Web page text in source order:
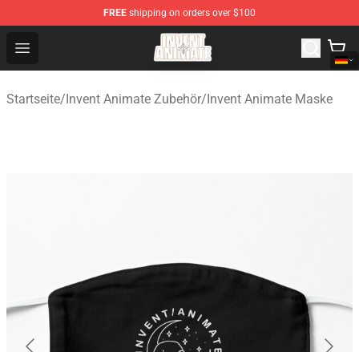
FREE shipping on orders over $100
Open menu
Invent Animate Shop - Official Invent Animate
Startseite/Invent Animate Zubehör/Invent Animate Maske